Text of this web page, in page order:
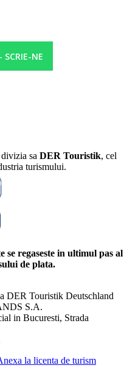
SCRIE-NE
sa DER Touristik, cel
turismului.
regaseste in ultimul pas al
de plata.
DER Touristik Deutschland
S.A.
in Bucuresti, Strada
la licenta de turism